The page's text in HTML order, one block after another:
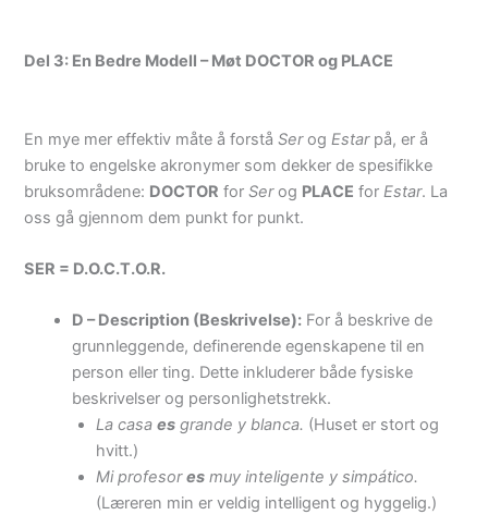
Del 3: En Bedre Modell – Møt DOCTOR og PLACE
En mye mer effektiv måte å forståSerogEstarpå, er å
bruke to engelske akronymer som dekker de spesifikke
bruksområdene: DOCTOR forSerog PLACE forEstar. La
oss gå gjennom dem punkt for punkt.
SER = D.O.C.T.O.R.
D – Description (Beskrivelse): For å beskrive de
grunnleggende, definerende egenskapene til en
person eller ting. Dette inkluderer både fysiske
beskrivelser og personlighetstrekk.
La casaes grande y blanca. (Huset er stort og
hvitt.)
Mi profesores muy inteligente y simpático.
(Læreren min er veldig intelligent og hyggelig.)